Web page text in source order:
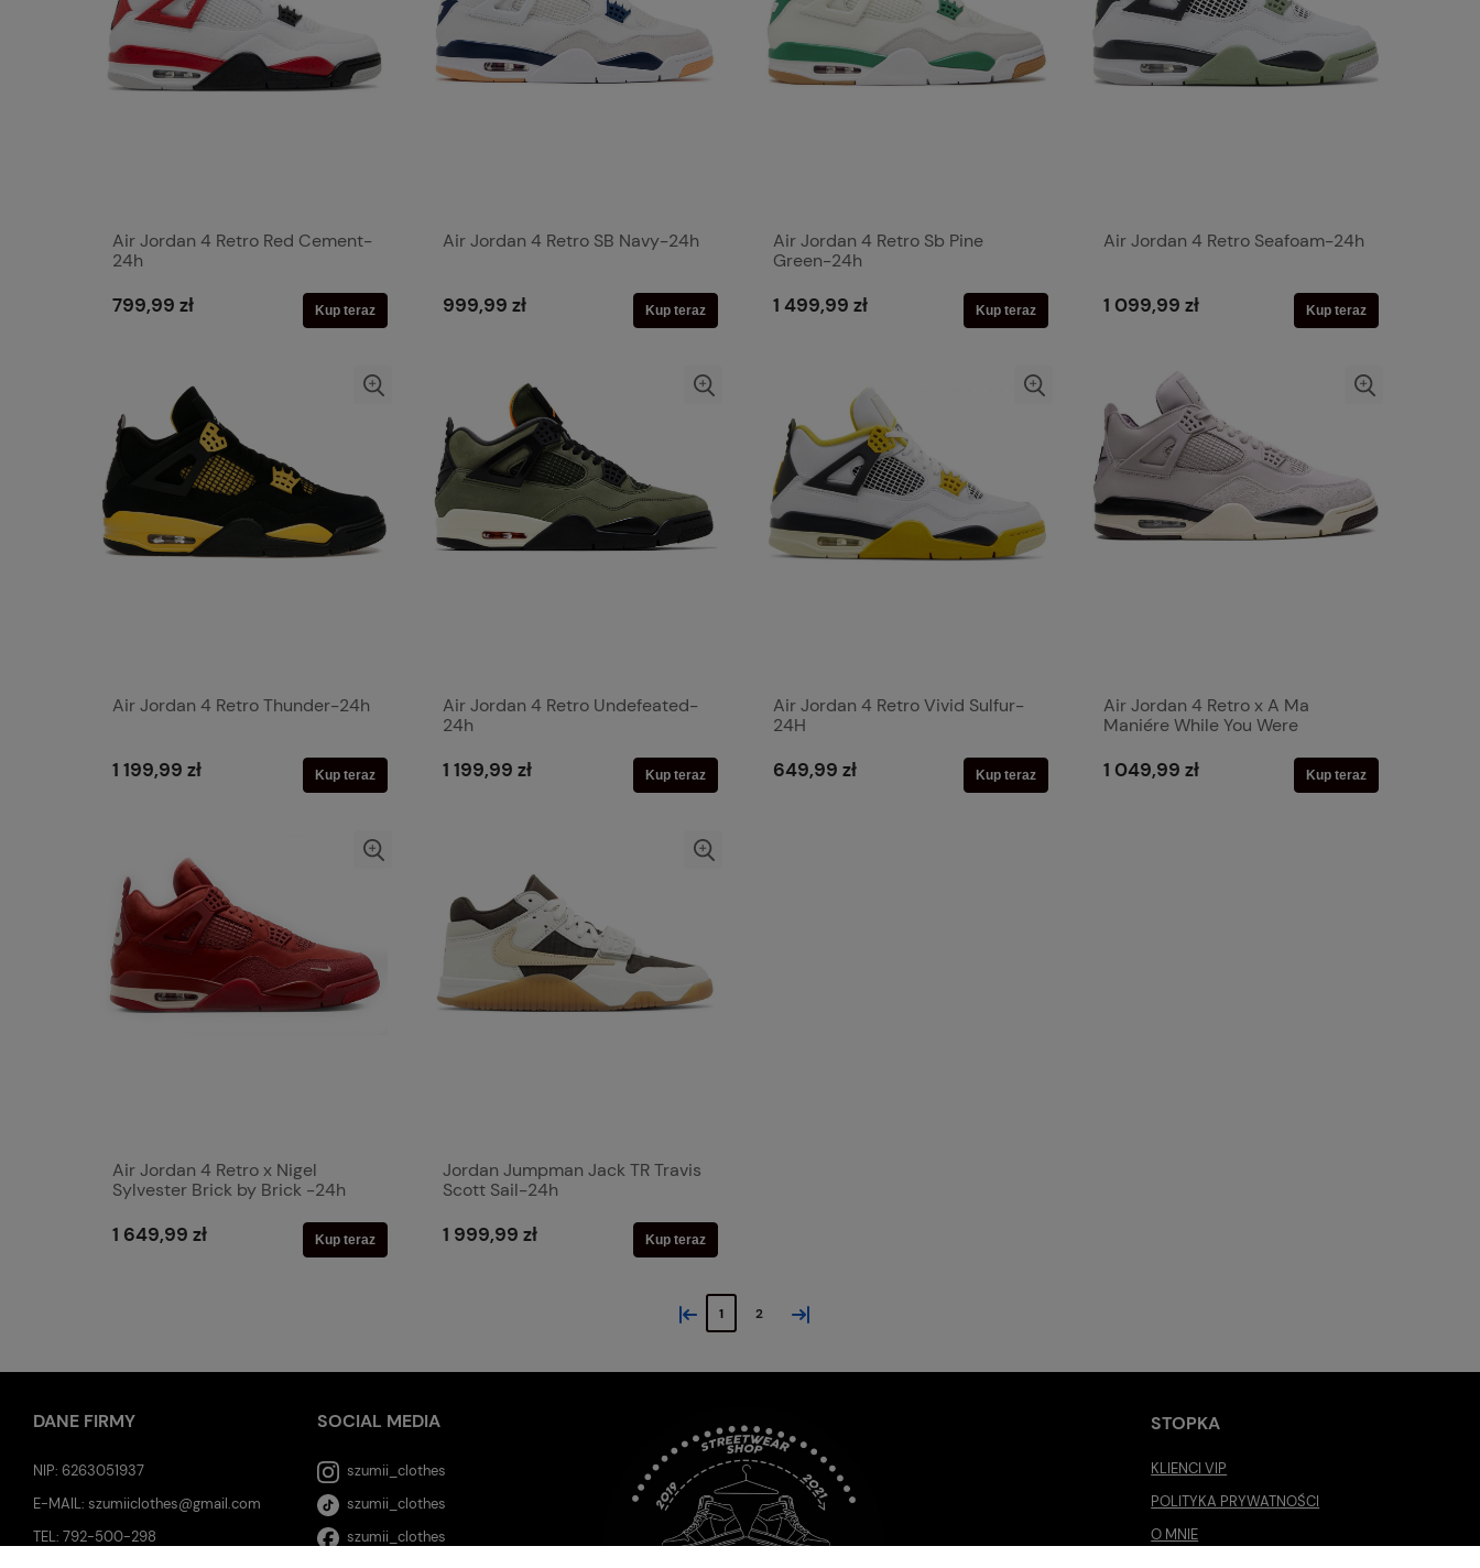
Air Jordan 4 Retro Red Cement-
24h
799,99 zł Kup teraz
Air Jordan 4 Retro SB Navy-24h
999,99 zł Kup teraz
Air Jordan 4 Retro Sb Pine
Green-24h
1 499,99 zł Kup teraz
Air Jordan 4 Retro Seafoam-24h
1 099,99 zł Kup teraz
Air Jordan 4 Retro Thunder-24h
1 199,99 zł Kup teraz
Air Jordan 4 Retro Undefeated-
24h
1 199,99 zł Kup teraz
Air Jordan 4 Retro Vivid Sulfur-
24H
649,99 zł Kup teraz
Air Jordan 4 Retro x A Ma
Maniére While You Were
1 049,99 zł Kup teraz
Air Jordan 4 Retro x Nigel
Sylvester Brick by Brick -24h
1 649,99 zł Kup teraz
Jordan Jumpman Jack TR Travis
Scott Sail-24h
1 999,99 zł Kup teraz
« 1 2 »
STOPKA
KLIENCI VIP
POLITYKA PRYWATNOŚCI
O MNIE
DANE FIRMY
NIP: 6263051937
E-MAIL:szumiiclothes@gmail.com
TEL:792-500-298
SOCIAL MEDIA
szumii_clothes
szumii_clothes
szumii_clothes